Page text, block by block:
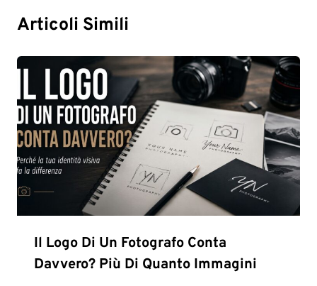
Articoli Simili
Il Logo Di Un Fotografo Conta
Davvero? Più Di Quanto Immagini